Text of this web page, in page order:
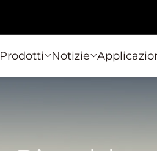
Prodotti Notizie